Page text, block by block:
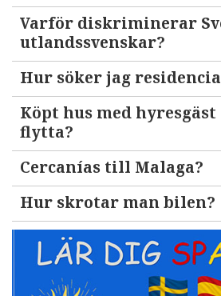
Varför diskriminerar
utlandssvenskar?
Hur söker jag
Köpt hus med
flytta?
Cercanías till Malaga?
Hur skrotar man bilen?